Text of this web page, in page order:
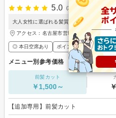
5.0
(1件) 5月15日掲載開
大人女性に選ばれる髪質改善とヘッドスパ特
アクセス：名古屋市営地下鉄東山線 本郷(
◎ 本日空席あり ポイントが貯まる・使える
メニュー別参考価格
前髪カット
￥1,500～
【追加専用】前髪カット